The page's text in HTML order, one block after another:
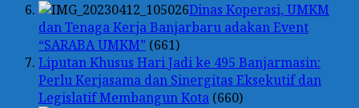
Dinas Koperasi, UMKM
dan Tenaga Kerja Banjarbaru adakan Event
“SARABA UMKM” (661)
Liputan Khusus Hari Jadi ke 495 Banjarmasin:
Perlu Kerjasama dan Sinergitas Eksekutif dan
Legislatif Membangun Kota (660)